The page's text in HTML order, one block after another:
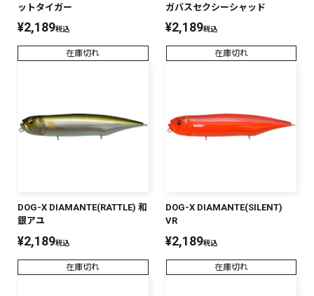
ットタイガー
¥2,189税込
在庫切れ
ガバスセクシーシャッド
¥2,189税込
在庫切れ
DOG-X DIAMANTE(RATTLE) 和
銀アユ
¥2,189税込
在庫切れ
DOG-X DIAMANTE(SILENT)
VR
¥2,189税込
在庫切れ